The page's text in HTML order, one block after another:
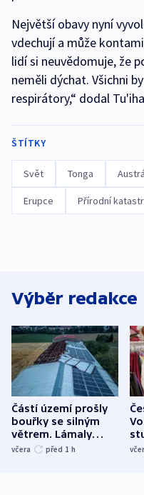
Největší obavy nyní
vdechují a může
lidí si neuvědomuje, že
neměli dýchat. Všichni
respirátory,“ dodal
ŠTÍTKY
Svět Tonga
Erupce Přírodní
Výběr redakce
Částí území prošly
bouřky se silným
větrem. Lámaly
stromy a poničily
včera před 1 h